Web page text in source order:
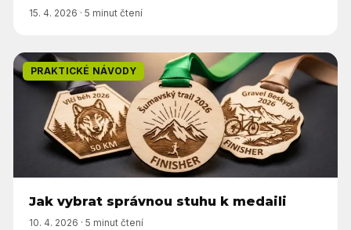
15. 4. 2026 · 5 minut čtení
PRAKTICKÉ NÁVODY
Jak vybrat správnou stuhu k medaili
10. 4. 2026 · 5 minut čtení